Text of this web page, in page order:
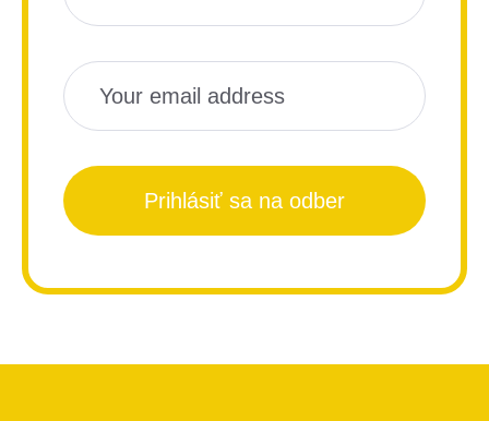
Prihlásiť sa na odber